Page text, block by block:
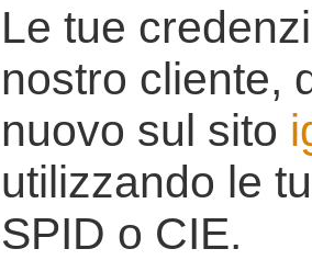
Le tue
nostro cliente,
nuovo sul sito
utilizzando le
SPID o CIE.